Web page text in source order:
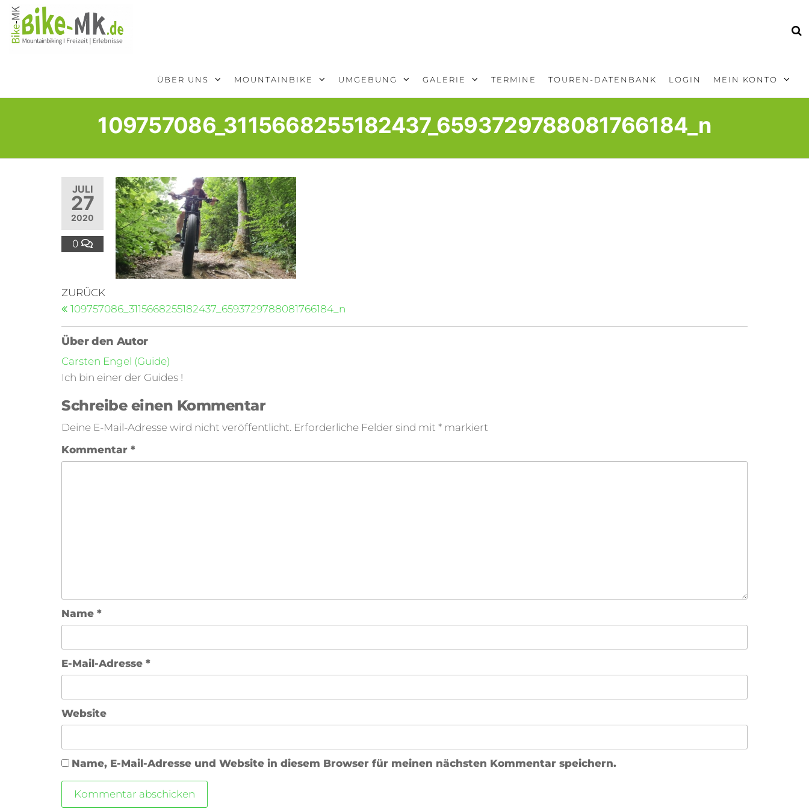
ÜBER UNS MOUNTAINBIKE UMGEBUNG GALERIE TERMINE TOUREN-DATENBANK LOGIN MEIN KONTO
109757086_3115668255182437_6593729788081766184_n
JULI
27
2020
0
ZURÜCK
109757086_3115668255182437_6593729788081766184_n
Über den Autor
Carsten Engel (Guide)
Ich bin einer der Guides !
Schreibe einen Kommentar
Deine E-Mail-Adresse wird nicht veröffentlicht. Erforderliche Felder sind mit * markiert
Kommentar *
Name *
E-Mail-Adresse *
Website
Name, E-Mail-Adresse und Website in diesem Browser für meinen nächsten Kommentar speichern.